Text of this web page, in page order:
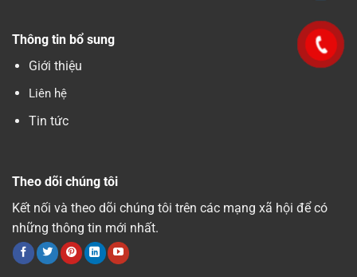
Thông tin bổ sung
Giới thiệu
Liên hệ
Tin tức
Theo dõi chúng tôi
Kết nối và theo dõi chúng tôi trên các mạng xã hội để có
những thông tin mới nhất.